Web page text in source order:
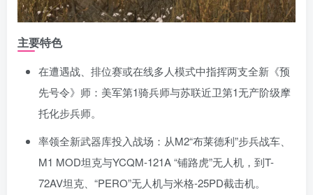
主要特色
在遭遇战、排位赛或在线多人模式中指挥两支全新《预
先号令》师：美军第1骑兵师与苏联近卫第1无产阶级摩
托化步兵师。
率领全新武器库投入战场：从M2“布莱德利”步兵战车、
M1 MOD坦克与YCQM-121A “铺路虎”无人机，到T-
72AV坦克、“PERO”无人机与米格-25PD截击机。